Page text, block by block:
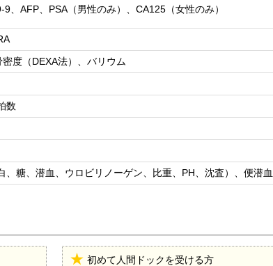
9、AFP、PSA（男性のみ）、CA125（女性のみ）
密度（DEXA法）、バリウム
数
、糖、潜血、ウロビリノーゲン、比重、PH、沈査）、便潜
初めて人間ドックを受ける方